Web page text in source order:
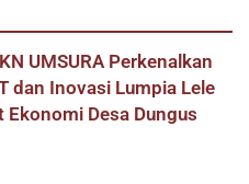
UMSURA Perkenalkan
dan Inovasi Lumpia Lele
Ekonomi Desa Dungus